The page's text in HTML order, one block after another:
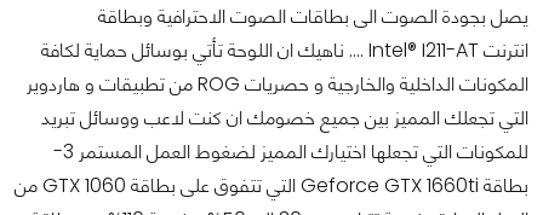
يصل بجودة الصوت الى بطاقات الصوت الاحترافية وبطاقة
انترنت Intel® I211-AT .... ناهيك ان اللوحة تأتي بوسائل حماية لكافة
المكونات الداخلية والخارجية و حصريات ROG من تطبيقات و هاردوير
التي تجعلك المميز بين جميع خصومك ان كنت لاعب ووسائل تبريد
للمكونات التي تجعلها اختيارك المميز لضغوط العمل المستمر 3-
بطاقة Geforce GTX 1660ti التي تتفوق على بطاقة GTX 1060 من